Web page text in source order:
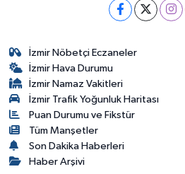
İzmir Nöbetçi Eczaneler
İzmir Hava Durumu
İzmir Namaz Vakitleri
İzmir Trafik Yoğunluk Haritası
Puan Durumu ve Fikstür
Tüm Manşetler
Son Dakika Haberleri
Haber Arşivi